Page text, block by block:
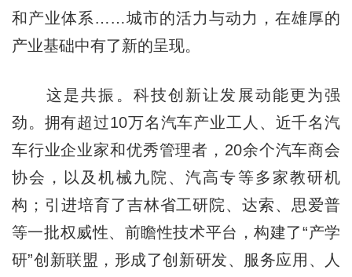
和产业体系……城市的活力与动力，在雄厚的
产业基础中有了新的呈现。
这是共振。科技创新让发展动能更为强
劲。拥有超过10万名汽车产业工人、近千名汽
车行业企业家和优秀管理者，20余个汽车商会
协会，以及机械九院、汽高专等多家教研机
构；引进培育了吉林省工研院、达索、思爱普
等一批权威性、前瞻性技术平台，构建了“产学
研”创新联盟，形成了创新研发、服务应用、人